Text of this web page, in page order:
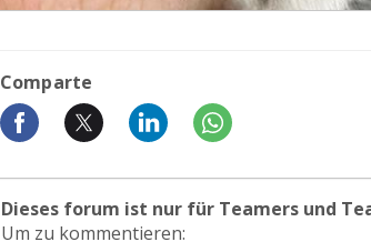
Comparte
Dieses forum ist nur für Teamers und
Um zu kommentieren: